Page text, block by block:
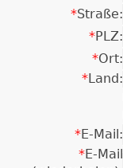
*Straße:
*PLZ:
*Ort:
*Land:
*E-Mail:
*E-Mail